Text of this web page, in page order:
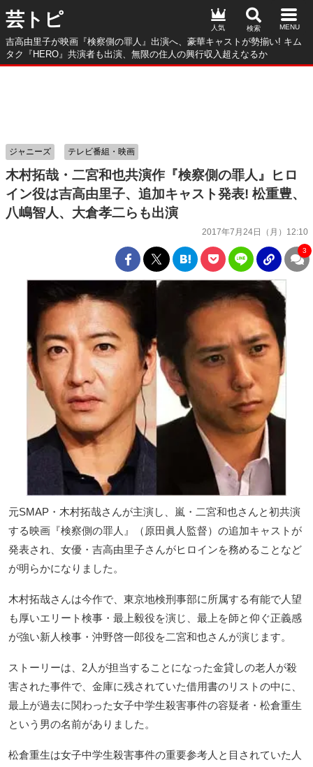
芸トピ
吉高由里子が映画『検察側の罪人』出演へ、豪華キャストが勢揃い! キム
タク『HERO』共演者も出演、無限の住人の興行収入超えなるか
人気
木村拓哉・二宮和也共演作『検察側の罪人』ヒロ
イン役は吉高由里子、追加キャスト発表! 松重豊、
八嶋智人、大倉孝二らも出演
2017年7月24日（月）12:10
ジャニーズ テレビ番組・映画
3
元SMAP・木村拓哉さんが主演し、嵐・二宮和也さんと初共演
する映画『検察側の罪人』（原田眞人監督）の追加キャストが
発表され、女優・吉高由里子さんがヒロインを務めることなど
が明らかになりました。
木村拓哉さんは今作で、東京地検刑事部に所属する有能で人望
も厚いエリート検事・最上毅役を演じ、最上を師と仰ぐ正義感
が強い新人検事・沖野啓一郎役を二宮和也さんが演じます。
ストーリーは、2人が担当することになった金貸しの老人が殺
害された事件で、金庫に残されていた借用書のリストの中に、
最上が過去に関わった女子中学生殺害事件の容疑者・松倉重生
という男の名前がありました。
松倉重生は女子中学生殺害事件の重要参考人と目されていた人